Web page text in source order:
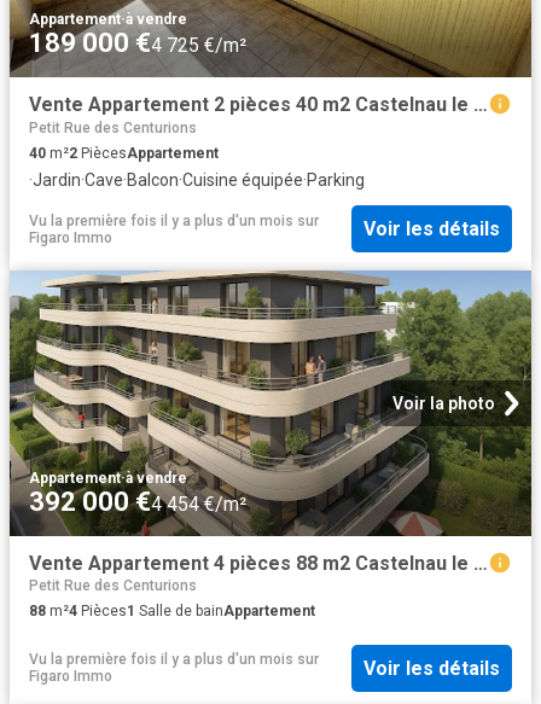
Appartement·à vendre
189 000 €4 725 €/m²
Vente Appartement 2 pièces 40 m2 Castelnau le Lez
Petit Rue des Centurions
40 m²2 PiècesAppartement
·Jardin·Cave·Balcon·Cuisine équipée·Parking
Vu la première fois il y a plus d'un mois sur
Figaro Immo
Voir les détails
Voir la photo
Appartement·à vendre
392 000 €4 454 €/m²
Vente Appartement 4 pièces 88 m2 Castelnau le Lez
Petit Rue des Centurions
88 m²4 Pièces1 Salle de bainAppartement
Vu la première fois il y a plus d'un mois sur
Figaro Immo
Voir les détails